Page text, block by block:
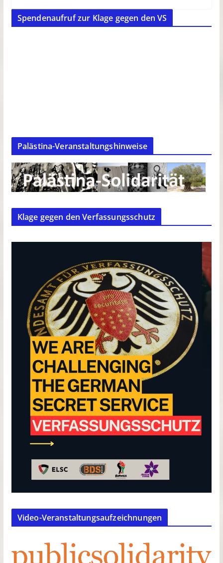
Spendenaufruf zur Klage gegen den VS
Palästina-Veranstaltungshinweise
Klage gegen den Verfassungsschutz
Video-Veranstaltungsaufzeichnungen